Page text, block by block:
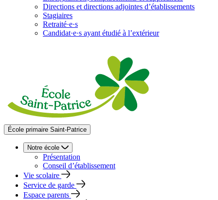
Directions et directions adjointes d’établissements
Stagiaires
Retraité·e·s
Candidat·e·s ayant étudié à l’extérieur
École primaire Saint-Patrice
Notre école
Présentation
Conseil d’établissement
Vie scolaire
Service de garde
Espace parents